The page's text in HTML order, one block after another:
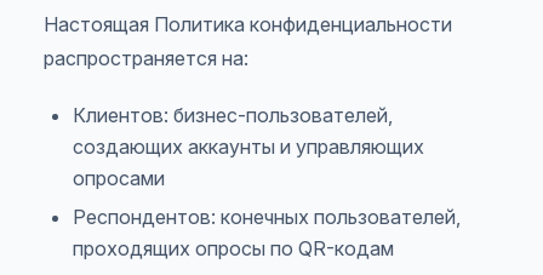
Настоящая Политика конфиденциальности
распространяется на:
Клиентов: бизнес-пользователей,
создающих аккаунты и управляющих
опросами
Респондентов: конечных пользователей,
проходящих опросы по QR-кодам